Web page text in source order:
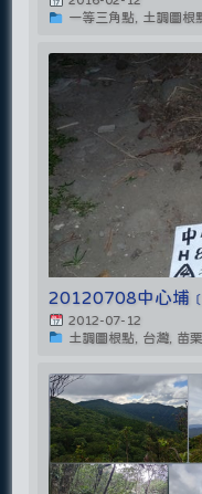
一等三角點, 土調圖根
20120708中心埔
2012-07-12
土調圖根點, 台灣, 苗栗